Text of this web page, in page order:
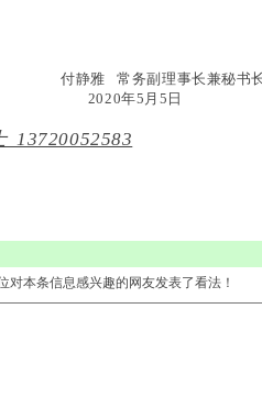
事长兼秘书
2020年5月5日
13720052583
对本条信息感兴趣的网友发表了看法！